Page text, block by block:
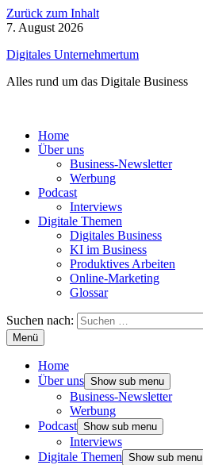
Zurück zum Inhalt
7. August 2026
Digitales Unternehmertum
Alles rund um das Digitale Business
Home
Über uns
Business-Newsletter
Werbung
Podcast
Interviews
Digitale Themen
Digitales Business
KI im Business
Produktives Arbeiten
Online-Marketing
Glossar
Suchen nach:
Menü
Home
Über uns Show sub menu
Business-Newsletter
Werbung
Podcast Show sub menu
Interviews
Digitale Themen Show sub menu